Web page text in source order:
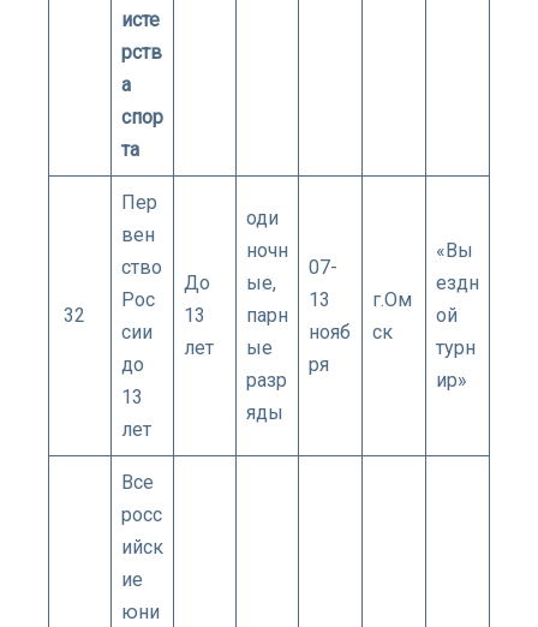
исте
рств
а
спор
та
32
Пер
вен
ство
Рос
сии
до
13
лет
До
13
лет
оди
ночн
ые,
парн
ые
разр
яды
07-
13
нояб
ря
г.Ом
ск
«Вы
ездн
ой
турн
ир»
Все
росс
ийск
ие
юни